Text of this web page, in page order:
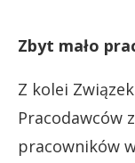
Zbyt mało
Z kolei
Pracodawców
pracowników